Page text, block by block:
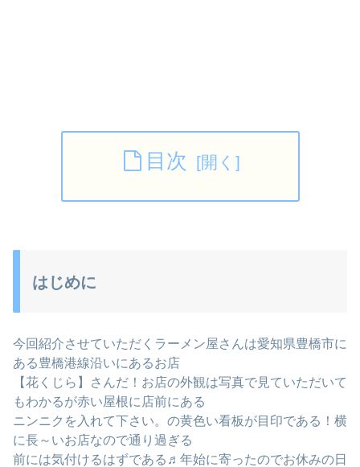
目次
はじめに
今回紹介させていただくラーメン屋さんは愛知県豊橋市に
ある豊橋港線沿いにあるお店
【花くじら】さんだ！お店の外観は写真で見ていただいて
もわかるが赤い屋根に店前にある
ニンニクを入れて下さい。の黄色い看板が目印である！横
に長～いお店なので通り過ぎる
前には気付けるはずである♬年始に寄ったのでお休みの日